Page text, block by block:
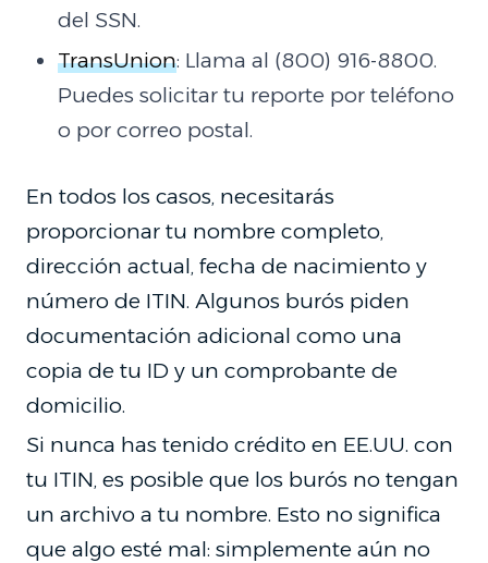
del SSN.
TransUnion: Llama al (800) 916-8800.
Puedes solicitar tu reporte por teléfono
o por correo postal.
En todos los casos, necesitarás
proporcionar tu nombre completo,
dirección actual, fecha de nacimiento y
número de ITIN. Algunos burós piden
documentación adicional como una
copia de tu ID y un comprobante de
domicilio.
Si nunca has tenido crédito en EE.UU. con
tu ITIN, es posible que los burós no tengan
un archivo a tu nombre. Esto no significa
que algo esté mal: simplemente aún no